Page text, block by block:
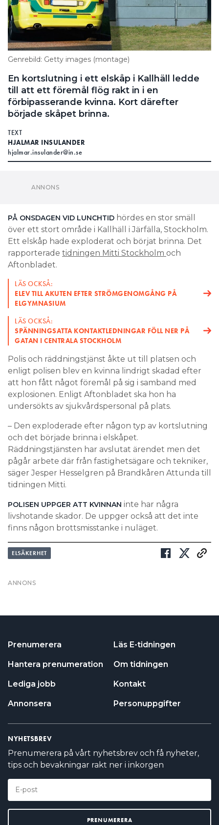
Genrebild: Getty images (montage)
En kortslutning i ett elskåp i Kallhäll ledde
till att ett föremål flög rakt in i en
förbipasserande kvinna. Kort därefter
började skåpet brinna.
TEXT
HJALMAR INSULANDER
hjalmar.insulander@in.se
över ett stort område i Kallhäll i Järfälla, Stockholm.
rapporterade
tidningen Mitti Stockholm
LÄS OCKSÅ:
ELEV TILL AKUTEN EFTER STRÖMGENOMGÅNG PÅ
ELGYMNASIUM
LÄS OCKSÅ:
SPÄNNINGSATTA KONTAKTLEDNINGAR FÖLL NER PÅ
GATAN I CENTRALA STOCKHOLM
Polis och räddningstjänst åkte ut till platsen och
enligt polisen blev en kvinna lindrigt skadad efter
att hon fått något föremål på sig i samband med
explosionen. Enligt Aftonbladet ska hon ha
undersökts av sjukvårdspersonal på plats.
– Den exploderade efter någon typ av kortslutning
och det började brinna i elskåpet.
Räddningstjänsten har avslutat ärendet men det
pågår arbete där från fastighetsägare och tekniker,
säger Jesper Hesselgren på Brandkåren Attunda till
tidningen Mitti.
POLISEN UPPGER ATT KVINNANinte har några
livshotande skador. De uppger också att det inte
finns någon brottsmisstanke i nuläget.
ELSÄKERHET
Hantera prenumeration
Prenumerera på vårt nyhetsbrev och få nyheter,
tips och bevakningar rakt ner i inkorgen